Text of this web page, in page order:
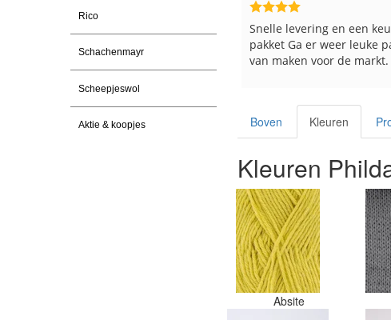
Rico
Schachenmayr
Scheepjeswol
Aktie & koopjes
Snelle levering en een
pakket Ga er weer leuke
van maken voor de markt.
Boven Kleuren
Kleuren
Absite